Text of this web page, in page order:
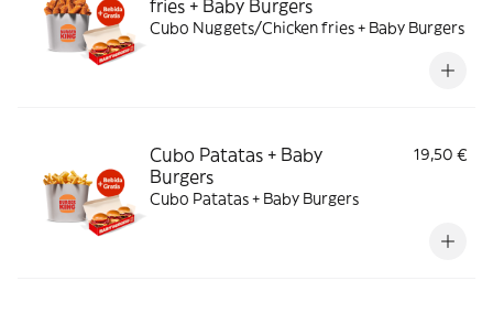
fries + Baby Burgers
Cubo Nuggets/Chicken fries + Baby Burgers
Cubo Patatas + Baby
Burgers
19,50 €
Cubo Patatas + Baby Burgers